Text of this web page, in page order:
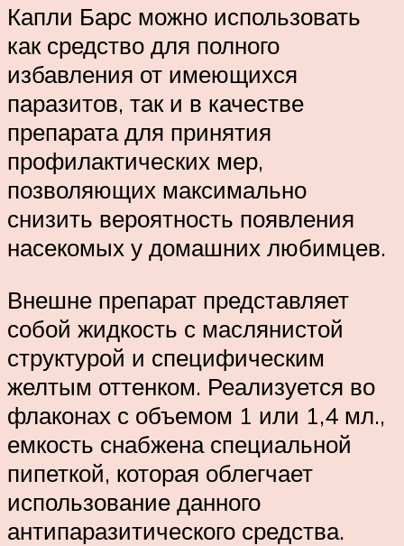
Капли Барс можно использовать
как средство для полного
избавления от имеющихся
паразитов, так и в качестве
препарата для принятия
профилактических мер,
позволяющих максимально
снизить вероятность появления
насекомых у домашних любимцев.
Внешне препарат представляет
собой жидкость с маслянистой
структурой и специфическим
желтым оттенком. Реализуется во
флаконах с объемом 1 или 1,4 мл.,
емкость снабжена специальной
пипеткой, которая облегчает
использование данного
антипаразитического средства.